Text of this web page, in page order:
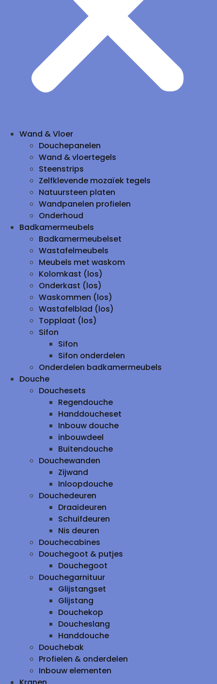
Wand & Vloer
Douchepanelen
Wand & vloertegels
Steenstrips
Zelfklevende mozaïek tegels
Natuursteen platen
Wandpanelen profielen
Onderhoud
Badkamermeubels
Badkamermeubelset
Wastafelmeubels
Meubels met waskom
Kolomkast (los)
Onderkast (los)
Waskommen (los)
Wastafelblad (los)
Topplaat (los)
Sifon
Sifon
Sifon onderdelen
Onderdelen badkamermeubels
Douche
Douchesets
Regendouche
Handdoucheset
Inbouw douche
inbouwdeel
Buitendouche
Douchewanden
Zijwand
Inloopdouche
Douchedeuren
Draaideuren
Schuifdeuren
Nis deuren
Douchecabines
Douchegoot & putjes
Douchegoot
Douchegarnituur
Glijstangset
Glijstang
Douchekop
Doucheslang
Handdouche
Douchebak
Profielen & onderdelen
Inbouw elementen